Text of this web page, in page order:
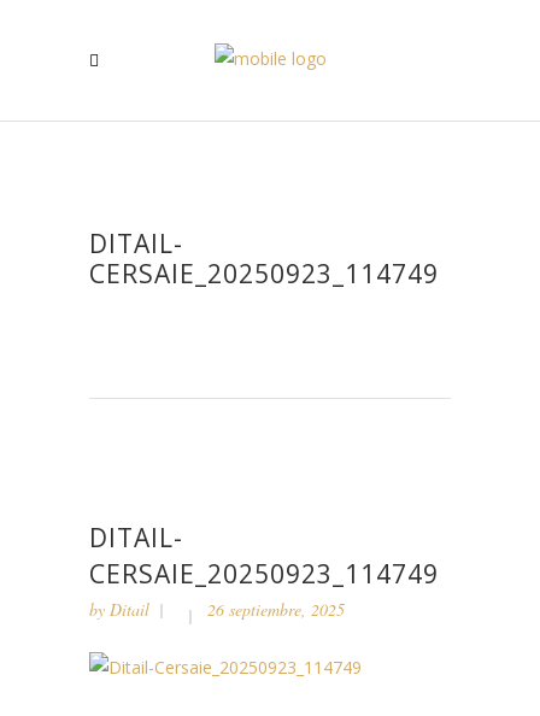
DITAIL-
CERSAIE_20250923_114749
DITAIL-
CERSAIE_20250923_114749
by Ditail 26 septiembre, 2025